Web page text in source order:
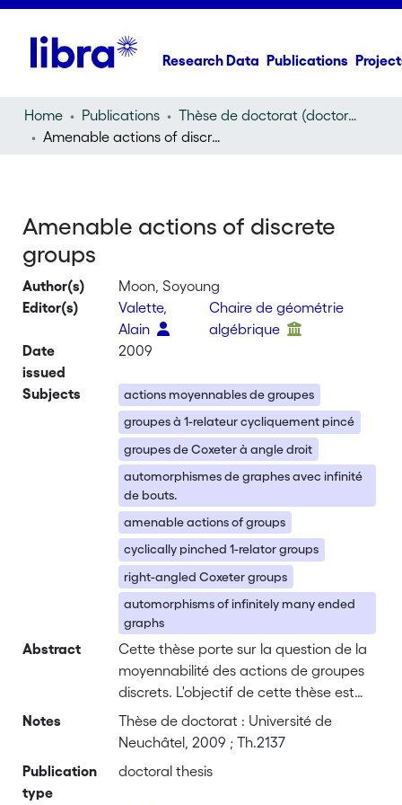
Research Data Publications
Home Publications
Thèse de doctorat (doctoral thesis)
Amenable actions of discrete groups
Amenable actions of discrete
groups
Author(s)
Moon, Soyoung
Editor(s)
Valette,
Alain
Chaire de géométrie
algébrique
Date
issued
2009
Subjects
actions moyennables de groupes
groupes à 1-relateur cycliquement pincé
groupes de Coxeter à angle droit
automorphismes de graphes avec infinité
de bouts.
amenable actions of groups
cyclically pinched 1-relator groups
right-angled Coxeter groups
automorphisms of infinitely many ended
graphs
Abstract
Cette thèse porte sur la question de la
moyennabilité des actions de groupes
discrets. L'objectif de cette thèse est
l'étude de la classe <i>A</i> des
groupes dénombrables admettant une
sur un ensemble dénombrable infini. Un
Notes
Thèse de doctorat : Université de
Neuchâtel, 2009 ; Th.2137
Publication
type
doctoral thesis